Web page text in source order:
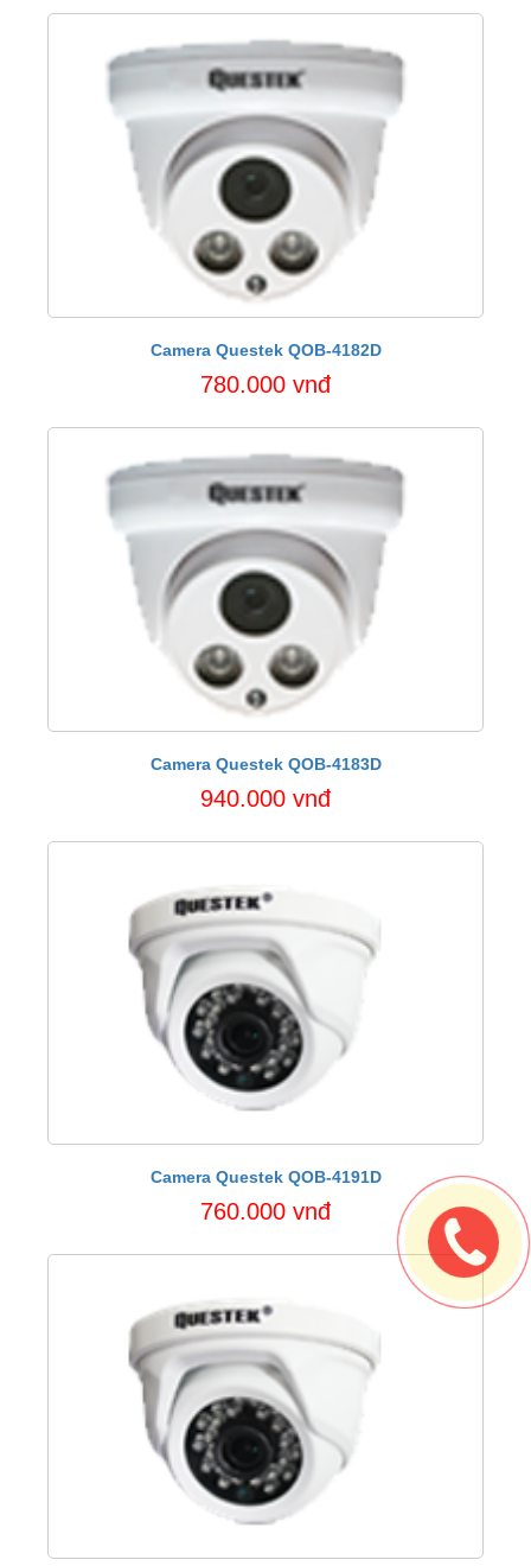
Camera Questek QOB-4182D
780.000 vnđ
Camera Questek QOB-4183D
940.000 vnđ
Camera Questek QOB-4191D
760.000 vnđ